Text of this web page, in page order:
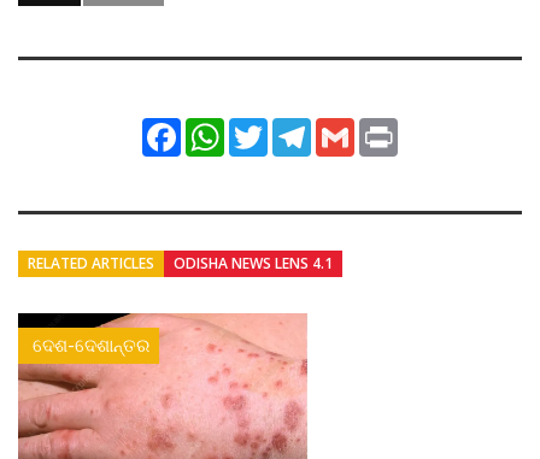
FacebookWhatsApp
TwitterTelegram
Gmail
RELATED ARTICLES ODISHA NEWS LENS 4.1
ଦେଶ-ଦେଶାନ୍ତର